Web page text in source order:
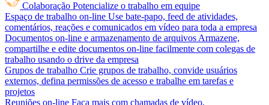
Colaboração Potencialize o trabalho em equipe
Espaço de trabalho on-line Use bate-papo, feed de atividades,
comentários, reações e comunicados em vídeo para toda a empresa
Documentos on-line e armazenamento de arquivos Armazene,
compartilhe e edite documentos on-line facilmente com colegas de
trabalho usando o drive da empresa
Grupos de trabalho Crie grupos de trabalho, convide usuários
externos, defina permissões de acesso e trabalhe em tarefas e
projetos
Reuniões on-line Faça mais com chamadas de vídeo,